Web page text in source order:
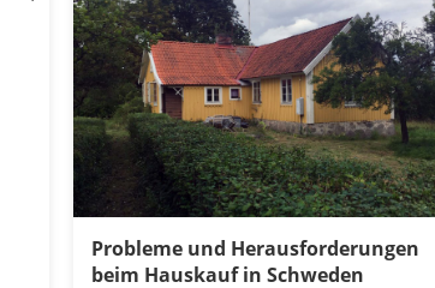
Probleme und Herausforderungen
beim Hauskauf in Schweden